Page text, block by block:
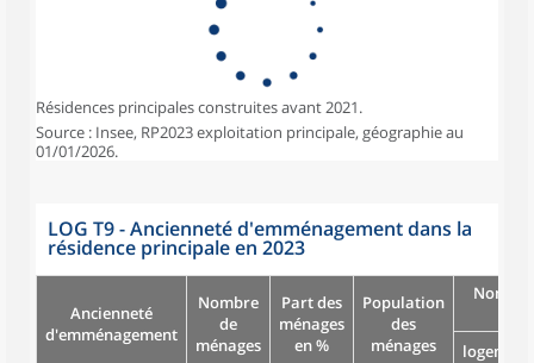
Résidences principales construites avant 2021.
Source : Insee, RP2023 exploitation principale, géographie au
01/01/2026.
LOG T9 - Ancienneté d'emménagement dans la
résidence principale en 2023
Ancienneté
d'emménagement
Nombre
de
ménages
Part des
ménages
en %
Population
des
ménages
logement